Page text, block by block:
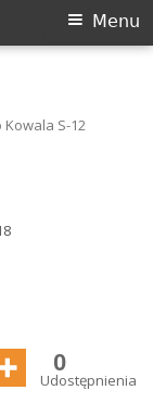
S-12
Menu
0
Udostępnienia